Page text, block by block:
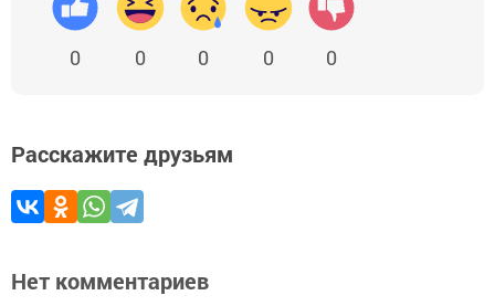
0 0 0 0 0
Расскажите друзьям
Нет комментариев